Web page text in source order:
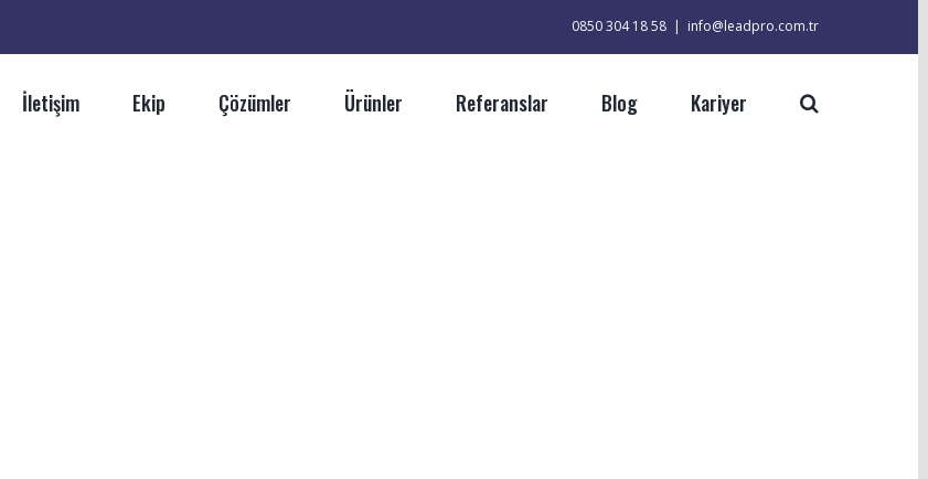
0850 304 18 58 | info@leadpro.com.tr
İletişim Ekip Çözümler Ürünler Referanslar Blog Kariyer